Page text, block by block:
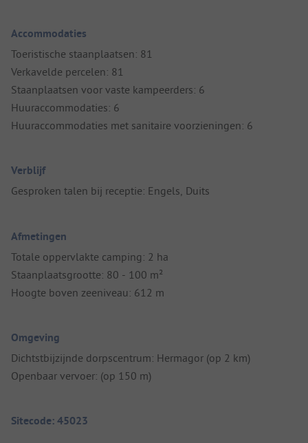
Accommodaties
Toeristische staanplaatsen: 81
Verkavelde percelen: 81
Staanplaatsen voor vaste kampeerders: 6
Huuraccommodaties: 6
Huuraccommodaties met sanitaire voorzieningen: 6
Verblijf
Gesproken talen bij receptie: Engels, Duits
Afmetingen
Totale oppervlakte camping: 2 ha
Staanplaatsgrootte: 80 - 100 m²
Hoogte boven zeeniveau: 612 m
Omgeving
Dichtstbijzijnde dorpscentrum: Hermagor (op 2 km)
Openbaar vervoer: (op 150 m)
Sitecode: 45023